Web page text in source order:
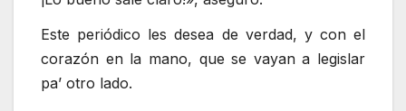
Este periódico les desea de verdad, y con el
corazón en la mano, que se vayan a legislar
pa’ otro lado.